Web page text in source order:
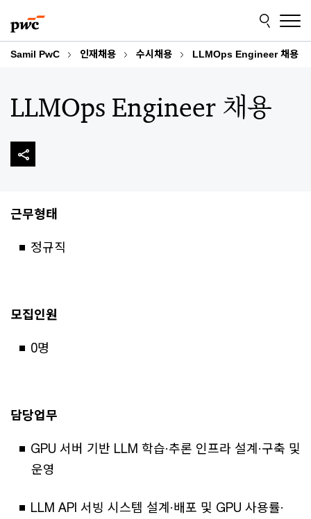
to
content
to
footer
Samil PwC 인재채용 수시채용 LLMOps Engineer 채용
LLMOps Engineer 채용
근무형태
정규직
모집인원
0명
담당업무
GPU 서버 기반 LLM 학습·추론 인프라 설계·구축 및
운영
LLM API 서빙 시스템 설계·배포 및 GPU 사용률·